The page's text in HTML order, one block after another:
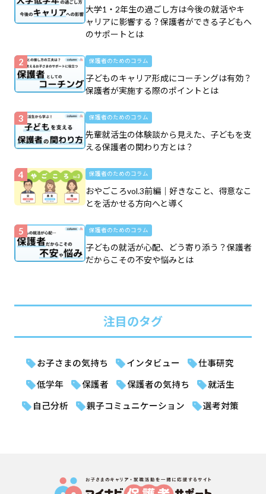
大学1・2年生の過ごし方は今後の就活やキ
ャリアに影響する？保護者ができる子どもへ
のサポートとは
保護者のためのコラム
子どものキャリア形成にコーチングは有効？
保護者が実施する際のポイントとは
保護者のためのコラム
先輩就活生の体験談から見えた、子どもを支
える保護者の関わり方とは？
保護者のためのコラム
おやごころvol.3前編｜好きなこと、得意なこ
とを活かせる方向へと導く
保護者のためのコラム
子どもの就活が心配、どう寄り添う？保護者
だからこその不安や悩みとは
注目のタグ
お子さまの気持ち インタビュー 仕事研究
低学年 保護者 保護者の気持ち 就活生
自己分析 親子コミュニケーション 選考対策